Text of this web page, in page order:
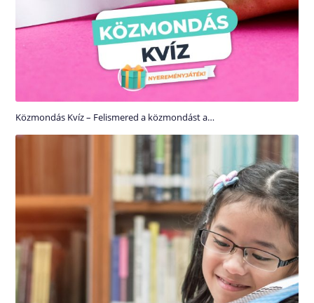
Közmondás Kvíz – Felismered a közmondást a…